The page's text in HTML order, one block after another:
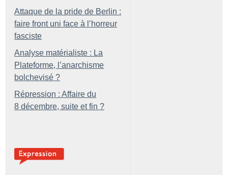
Attaque de la pride de Berlin :
faire front uni face à l’horreur
fasciste
Analyse matérialiste : La
Plateforme, l’anarchisme
bolchevisé ?
Répression : Affaire du
8 décembre, suite et fin ?